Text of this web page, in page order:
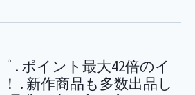
. ポイント最大42倍のイ
. 新作商品も多数出品し